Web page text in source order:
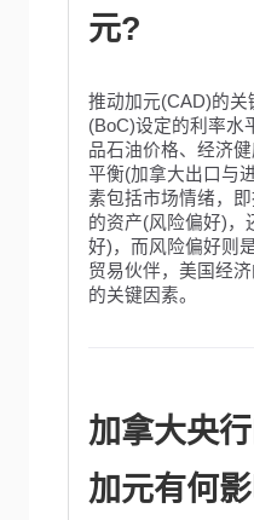
元?
推动加元(CAD)的关
(BoC)设定的利率水
品石油价格、经济
平衡(加拿大出口与
素包括市场情绪，
的资产(风险偏好)，
好)，而风险偏好则
贸易伙伴，美国经
的关键因素。
加拿大央
加元有何